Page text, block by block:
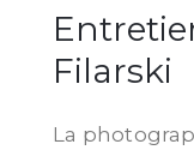
Filarski
La